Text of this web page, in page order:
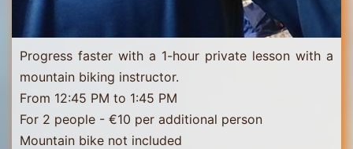
Progress faster with a 1-hour private lesson with a
mountain biking instructor.
From 12:45 PM to 1:45 PM
For 2 people - €10 per additional person
Mountain bike not included